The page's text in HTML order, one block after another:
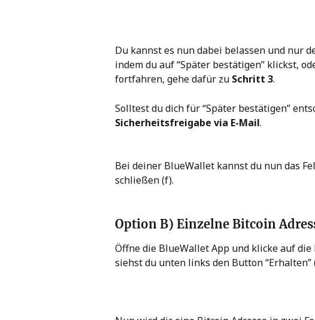
Du kannst es nun dabei belassen und nur
indem du auf “Später bestätigen” klickst,
fortfahren, gehe dafür zu Schritt 3.
Solltest du dich für “Später bestätigen”
Sicherheitsfreigabe via E-Mail.
Bei deiner BlueWallet kannst du nun das
schließen (f).
Option B) Einzelne Bitcoin
Öffne die BlueWallet App und klicke auf
siehst du unten links den Button “Erhalten”